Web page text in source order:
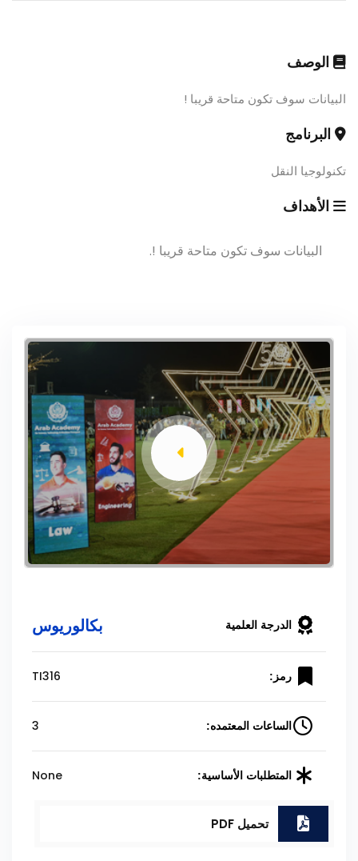
الوصف
البيانات سوف تكون متاحة قريبا !
البرنامج
تكنولوجيا النقل
الأهداف
البيانات سوف تكون متاحة قريبا !.
الدرجة العلمية بكالوريوس
رمز: TI316
الساعات المعتمده: 3
المتطلبات الأساسية: None
تحميل PDF